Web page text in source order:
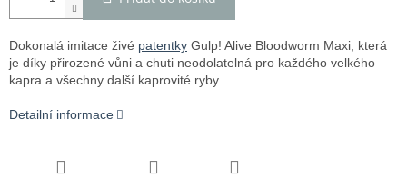
Dokonalá imitace živé patentky Gulp! Alive Bloodworm Maxi, která
je díky přirozené vůni a chuti neodolatelná pro každého velkého
kapra a všechny další kaprovité ryby.
Detailní informace